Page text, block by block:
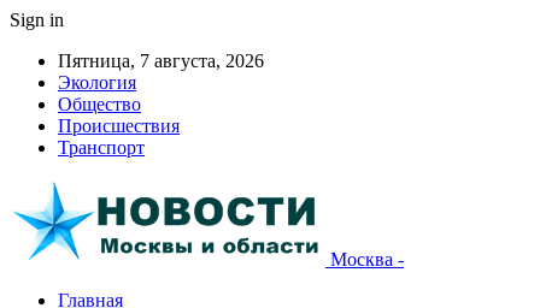
Sign in
Пятница, 7 августа, 2026
Экология
Общество
Происшествия
Транспорт
Москва -
Главная